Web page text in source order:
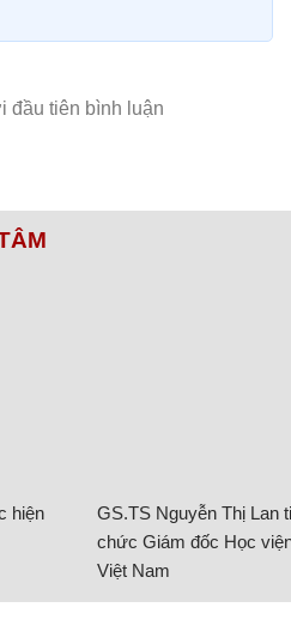
hiện
GS.TS Nguyễn Thị Lan
chức Giám đốc Học
Việt Nam